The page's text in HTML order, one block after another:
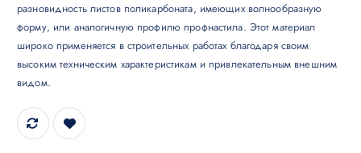
разновидность листов поликарбоната, имеющих волнообразную
форму, или аналогичную профилю профнастила. Этот материал
широко применяется в строительных работах благодаря своим
высоким техническим характеристикам и привлекательным внешним
видом.